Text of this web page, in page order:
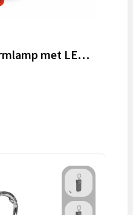
5LIGHTS - Auto alarmlamp met LED licht